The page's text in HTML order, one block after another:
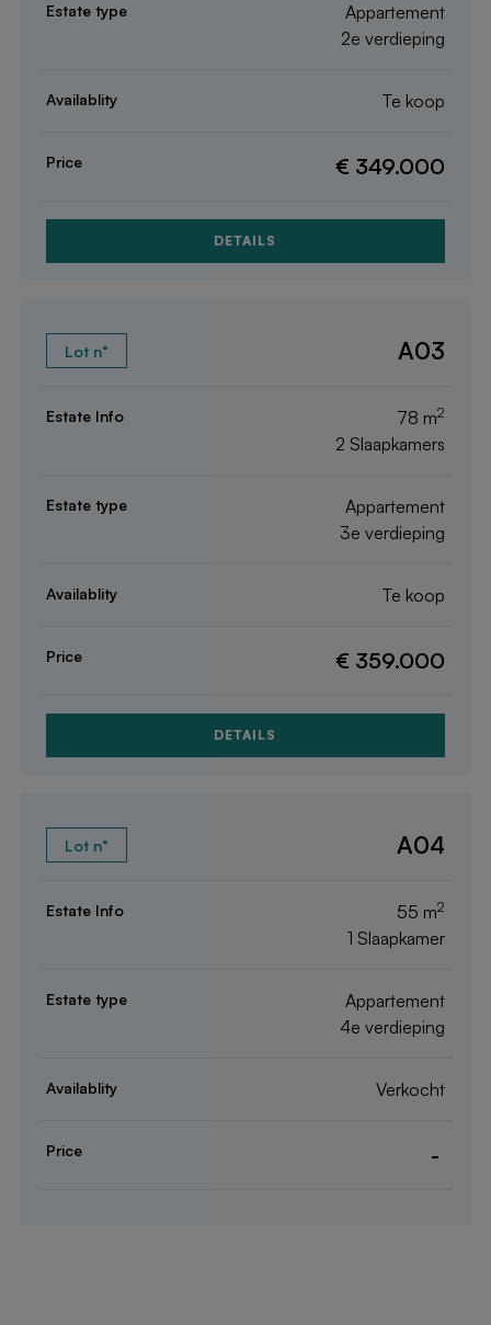
Appartement
2e verdieping
Te koop
€ 349.000
DETAILS
A03
78 m2
2 Slaapkamers
Appartement
3e verdieping
Te koop
€ 359.000
DETAILS
A04
55 m2
1 Slaapkamer
Appartement
4e verdieping
Verkocht
-